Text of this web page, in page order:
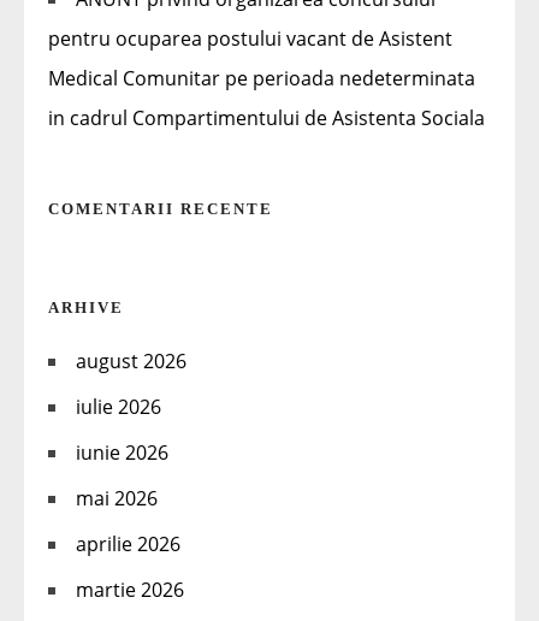
pentru ocuparea postului vacant de Asistent
Medical Comunitar pe perioada nedeterminata
in cadrul Compartimentului de Asistenta Sociala
COMENTARII RECENTE
ARHIVE
august 2026
iulie 2026
iunie 2026
mai 2026
aprilie 2026
martie 2026